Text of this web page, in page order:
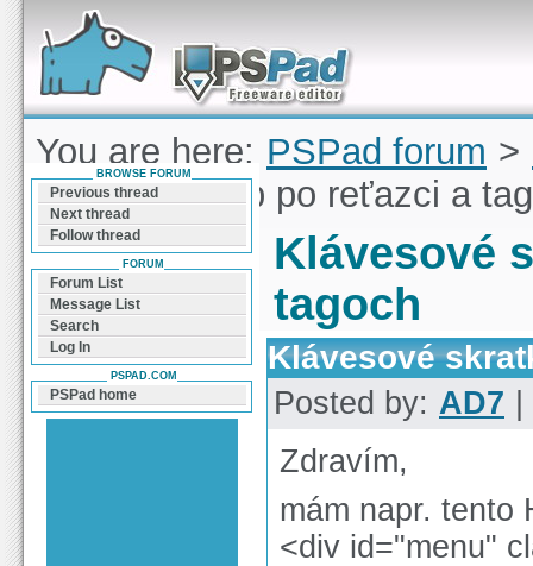
Forum can help you solve problems and quickly
find a solution with PSPad for Microsoft
Windows
You are here: PSPad forum >
skratky pohyb po reťazci a
Klávesové
tagoch
Klávesové
Posted by: AD7
Zdravím,
mám napr. tento
<div id="menu"
BROWSE FORUM
Previous thread
Next thread
Follow thread
FORUM
Forum List
Message List
Search
Log In
PSPAD.COM
PSPad home